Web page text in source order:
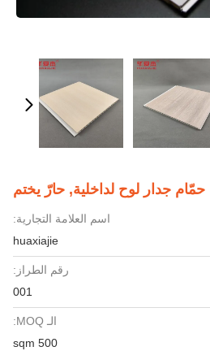
اسم العلامة التجارية:
huaxiajie
رقم الطراز:
001
الـ MOQ:
500 sqm